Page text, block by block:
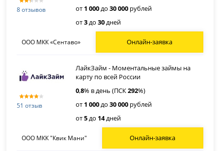
8 отзывов
от 1 000до30 000 рублей
от3до30дней
ООО МКК «Сентаво» Онлайн-заявка
51 отзыв
ЛайкЗайм - Моментальные займы на
карту по всей России
0,8% в день (ПСК292%)
от 1 000до30 000 рублей
от5до 14дней
ООО МКК "Квик Мани" Онлайн-заявка